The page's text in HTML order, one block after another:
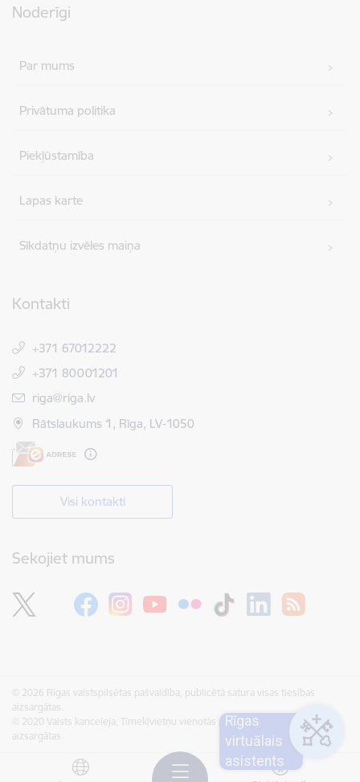
Noderīgi
Par mums
Privātuma politika
Piekļūstamība
Lapas karte
Sīkdatņu izvēles maiņa
Kontakti
+371 67012222
+371 80001201
E-pasts:
riga@riga.lv
Rātslaukums 1, Rīga, LV-1050
Visi kontakti
Sekojiet mums
© 2026 Rīgas valstspilsētas pašvaldība, publicētā satura visas tiesības
aizsargātas.
© 2020 Valsts kanceleja, Tīmekļvietņu vienotās platformas visas tiesības
aizsargātas.
Rīgas
virtuālais
asistents